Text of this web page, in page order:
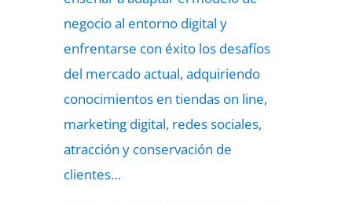
negocio al entorno digital y
enfrentarse con éxito los desafíos
del mercado actual, adquiriendo
conocimientos en tiendas on line,
marketing digital, redes sociales,
atracción y conservación de
clientes…